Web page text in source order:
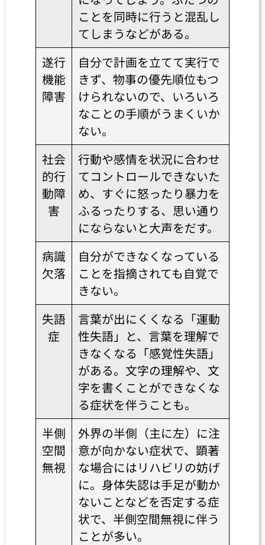
ことを同時に行うと混乱し
てしまうなどがある。
遂行
機能
障害
自分で計画を立てて実行で
きず、物事の優先順位もつ
けられないので、いろいろ
なことの手順がうまくいか
ない。
社会
的行
動障
害
行動や感情を状況に合わせ
てコントロールできないた
め、すぐに怒ったり暴力を
ふるったりする、思い通り
にならないと大声をだす。
病識
欠落
自分ができなくなっている
ことを指摘されても自覚で
きない。
失語
症
言葉が出にくくなる「運動
性失語」と、言葉を理解で
きなくなる「感覚性失語」
がある。文字の理解や、文
字を書くことができなくな
る症状を伴うことも。
半側
空間
無視
外界の半側（主に左）に注
意が向かない症状で、顕著
な場合にはリハビリの妨げ
に。身体失認は手足が動か
ないことなどを否定する症
状で、半側空間無視に伴う
ことが多い。